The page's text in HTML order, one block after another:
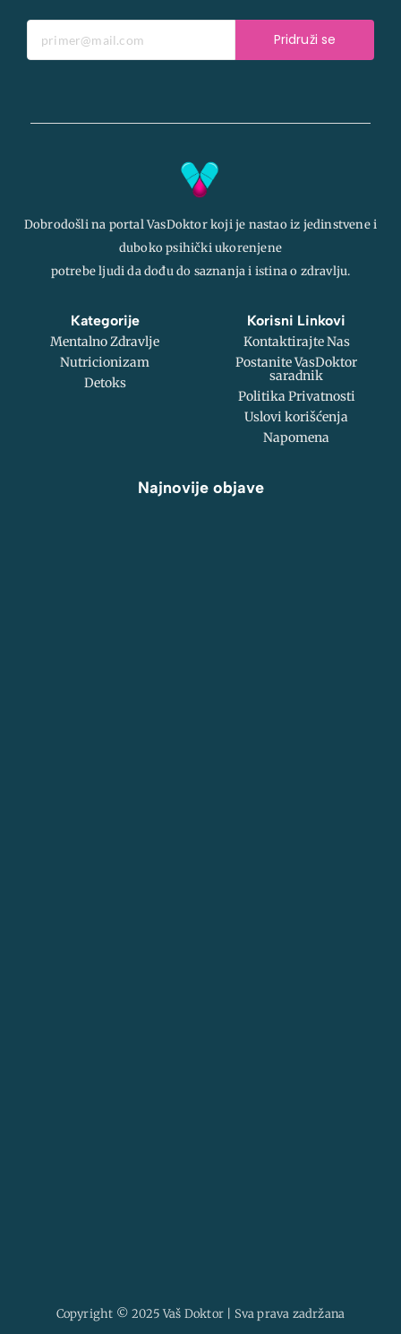
Pridruži se
Dobrodošli na portal VasDoktor koji je nastao iz jedinstvene i
duboko psihički ukorenjene
potrebe ljudi da dođu do saznanja i istina o zdravlju.
Kategorije
Mentalno Zdravlje
Nutricionizam
Detoks
Korisni Linkovi
Kontaktirajte Nas
Postanite VasDoktor
saradnik
Politika Privatnosti
Uslovi korišćenja
Napomena
Najnovije objave
Copyright © 2025 Vaš Doktor | Sva prava zadržana